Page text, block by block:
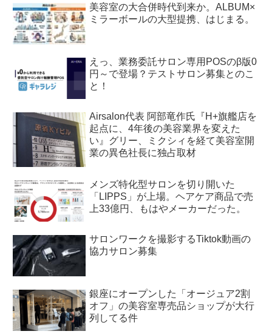
美容室の大合併時代到来か。ALBUM×
ミラーボールの大型提携、はじまる。
えっ、業務委託サロン専用POSのβ版0
円～で登場？テストサロン募集とのこ
と！
Airsalon代表 阿部竜作氏『H+旗艦店を
起点に、4年後の美容業界を変えた
い』グリー、ミクシィを経て美容室開
業の異色社長に独占取材
メンズ特化型サロンを切り開いた
「LIPPS」が上場。ヘアケア商品で売
上33億円、もはやメーカーだった。
サロンワークを撮影するTiktok動画の
協力サロン募集
銀座にオープンした「オージュア2割
オフ」の美容室専売品ショップが大行
列してる件